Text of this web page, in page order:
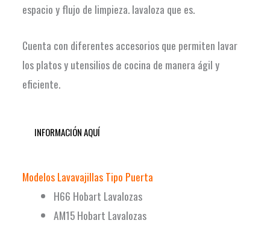
espacio y flujo de limpieza. lavaloza que es.
Cuenta con diferentes accesorios que permiten lavar
los platos y utensilios de cocina de manera ágil y
eficiente.
INFORMACIÓN AQUÍ
Modelos Lavavajillas Tipo Puerta
H66 Hobart Lavalozas
AM15 Hobart Lavalozas